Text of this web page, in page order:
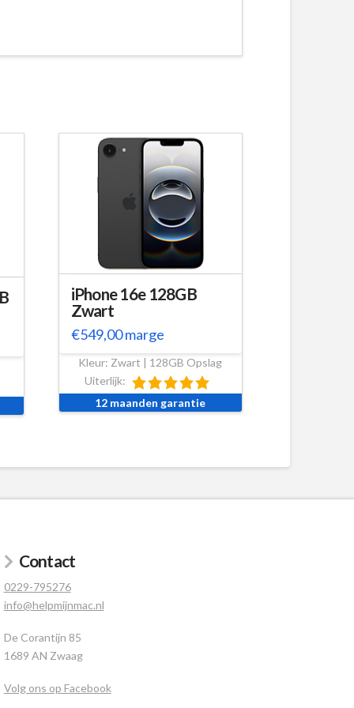
iPhone 16e 128GB
Zwart
€549,00marge
Kleur: Zwart | 128GB Opslag
Uiterlijk:
12 maanden garantie
Contact
0229-795276
info@helpmijnmac.nl
De Corantijn 85
1689 AN Zwaag
Volg ons op Facebook